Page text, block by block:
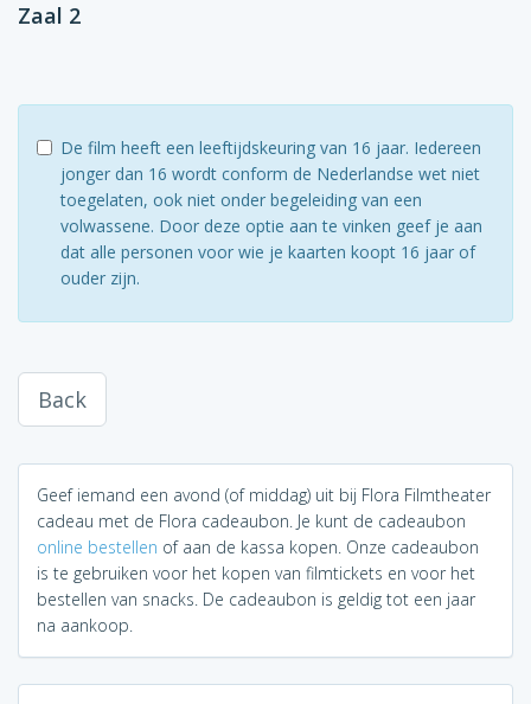
Zaal 2
De film heeft een leeftijdskeuring van 16 jaar. Iedereen
jonger dan 16 wordt conform de Nederlandse wet niet
toegelaten, ook niet onder begeleiding van een
volwassene. Door deze optie aan te vinken geef je aan
dat alle personen voor wie je kaarten koopt 16 jaar of
ouder zijn.
Back
Geef iemand een avond (of middag) uit bij Flora Filmtheater
cadeau met de Flora cadeaubon. Je kunt de cadeaubon
online bestellen of aan de kassa kopen. Onze cadeaubon
is te gebruiken voor het kopen van filmtickets en voor het
bestellen van snacks. De cadeaubon is geldig tot een jaar
na aankoop.